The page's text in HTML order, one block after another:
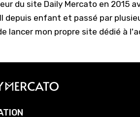
du site Daily Mercato en 2015
depuis enfant et passé par
lancer mon propre site dédié à